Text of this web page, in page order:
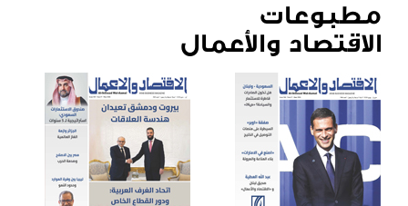
مطبوعات
الاقتصاد والأعمال